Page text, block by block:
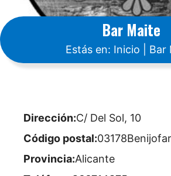
Bar Maite
Estás en: Inicio Bar
Dirección:C/ Del Sol, 10
Código postal:03178Benijofar
Provincia:Alicante